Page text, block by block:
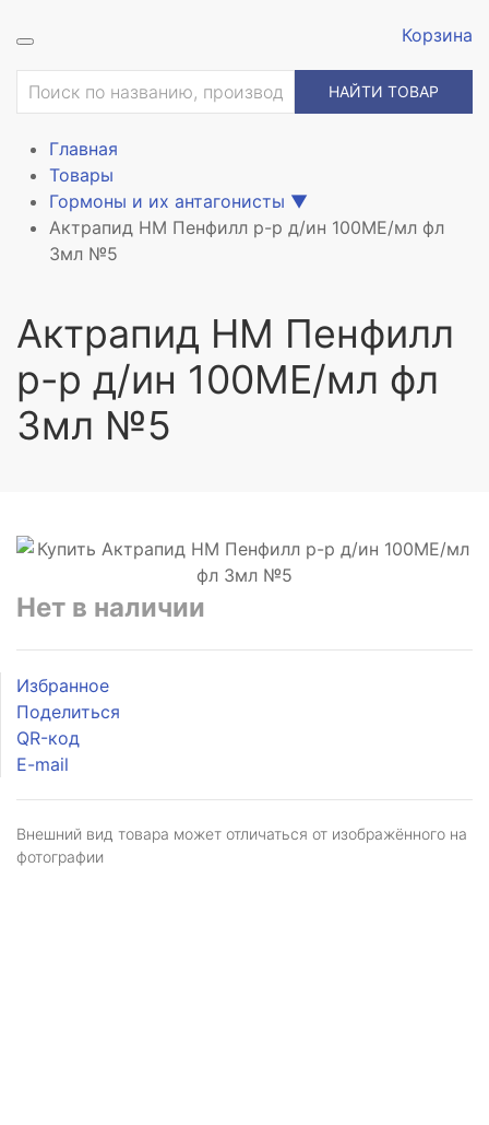
Корзина
НАЙТИ ТОВАР
Главная
Товары
Гормоны и их антагонисты ▼
Актрапид НМ Пенфилл р-р д/ин 100МЕ/мл фл
3мл №5
Актрапид НМ Пенфилл
р-р д/ин 100МЕ/мл фл
3мл №5
Нет в наличии
Избранное
Поделиться
QR-код
E-mail
Внешний вид товара может отличаться от изображённого на
фотографии